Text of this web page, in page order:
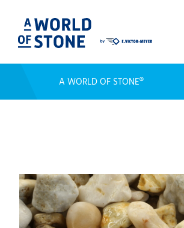
A WORLD OF STONE®